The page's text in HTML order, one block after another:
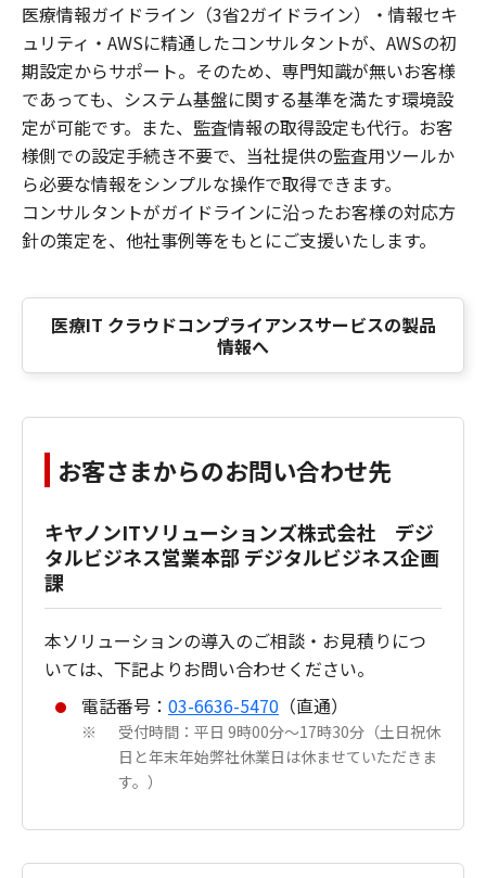
医療情報ガイドライン（3省2ガイドライン）・情報セキ
ュリティ・AWSに精通したコンサルタントが、AWSの初
期設定からサポート。そのため、専門知識が無いお客様
であっても、システム基盤に関する基準を満たす環境設
定が可能です。また、監査情報の取得設定も代行。お客
様側での設定手続き不要で、当社提供の監査用ツールか
ら必要な情報をシンプルな操作で取得できます。
コンサルタントがガイドラインに沿ったお客様の対応方
針の策定を、他社事例等をもとにご支援いたします。
医療IT クラウドコンプライアンスサービスの製品
情報へ
お客さまからのお問い合わせ先
キヤノンITソリューションズ株式会社 デジ
タルビジネス営業本部 デジタルビジネス企画
課
本ソリューションの導入のご相談・お見積りにつ
いては、下記よりお問い合わせください。
電話番号： 03-6636-5470 （直通）
※
受付時間：平日 9時00分～17時30分（土日祝休
日と年末年始弊社休業日は休ませていただきま
す。）